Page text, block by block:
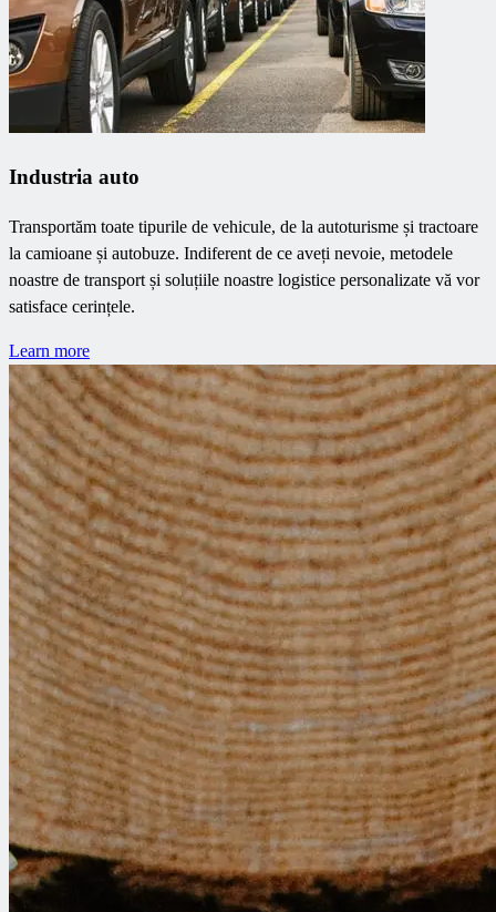
Industria auto
Transportăm toate tipurile de vehicule, de la autoturisme și tractoare
la camioane și autobuze. Indiferent de ce aveți nevoie, metodele
noastre de transport și soluțiile noastre logistice personalizate vă vor
satisface cerințele.
Learn more